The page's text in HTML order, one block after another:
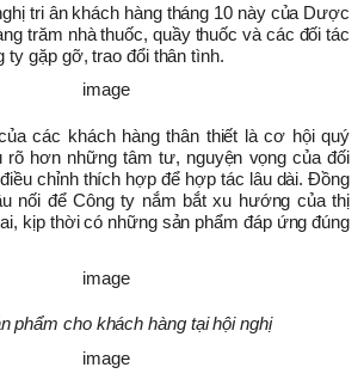
tri ân khách hàng tháng 10 này của Dược
trăm nhà thuốc, quầy thuốc và các đối tác
gặp gỡ, trao đổi thân tình.
các khách hàng thân thiết là cơ hội quý
rõ hơn những tâm tư, nguyện vọng của đối
chỉnh thích hợp để hợp tác lâu dài. Đồng
nối để Công ty nắm bắt xu hướng của thị
kịp thời có những sản phẩm đáp ứng đúng
phẩm cho khách hàng tại hội nghị